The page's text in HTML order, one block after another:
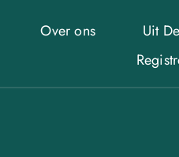
Over ons Uit